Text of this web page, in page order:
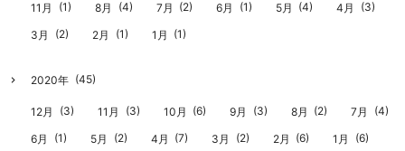
11月 (1) 8月 (4) 7月 (2) 6月 (1) 5月 (4) 4月 (3)
3月 (2) 2月 (1) 1月 (1)
2020年 (45)
12月 (3) 11月 (3) 10月 (6) 9月 (3) 8月 (2) 7月 (4)
6月 (1) 5月 (2) 4月 (7) 3月 (2) 2月 (6) 1月 (6)